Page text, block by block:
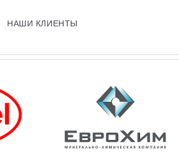
НАШИ КЛИЕНТЫ